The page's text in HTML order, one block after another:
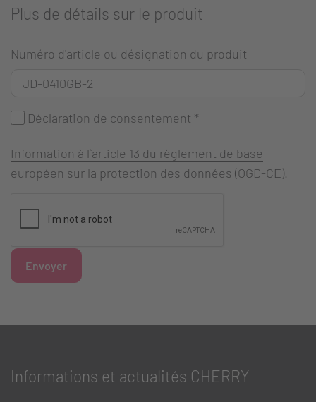
Plus de détails sur le produit
Numéro d'article ou désignation du produit
Déclaration de consentement *
Information à l`article 13 du règlement de base
européen sur la protection des données (OGD-CE).
Envoyer
Informations et actualités CHERRY